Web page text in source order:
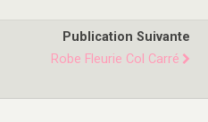
Publication Suivante
Robe Fleurie Col Carré